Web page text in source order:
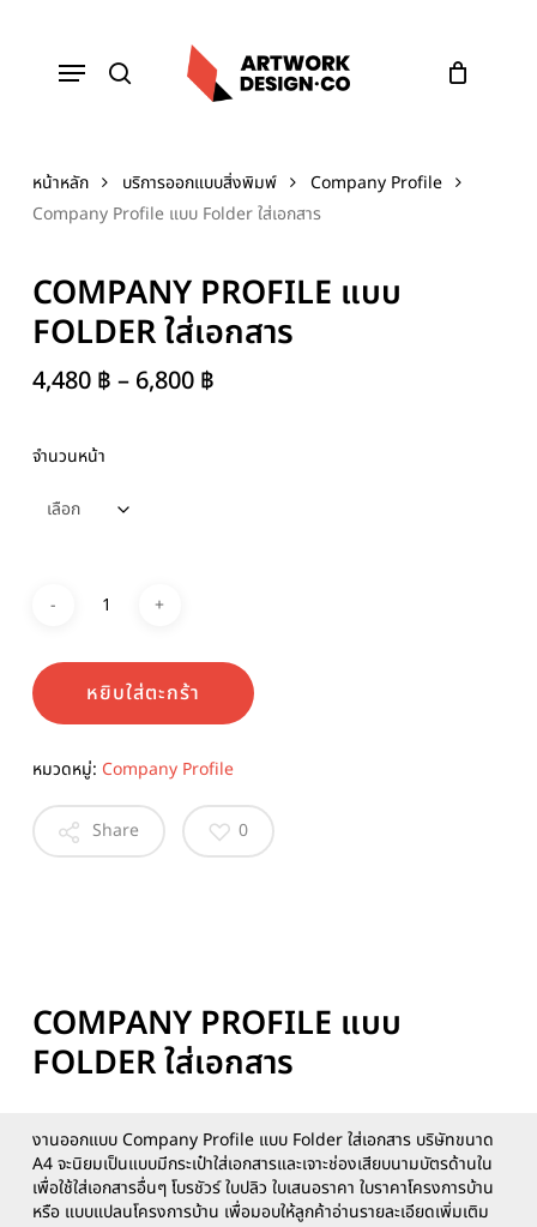
content
search
Menu
หน้าหลัก บริการออกแบบสิ่งพิมพ์
Company Profile
Company Profile แบบ Folder ใส่เอกสาร
COMPANY PROFILE แบบ
FOLDER ใส่เอกสาร
4,480 ฿ – 6,800 ฿PRICE
จำนวนหน้า
หยิบใส่ตะกร้า
หมวดหมู่: Company Profile
Share 0
COMPANY PROFILE แบบ
FOLDER ใส่เอกสาร
งานออกแบบ Company Profile แบบ Folder ใส่เอกสาร บริษัทขนาด
A4 จะนิยมเป็นแบบมีกระเป๋าใส่เอกสารและเจาะช่องเสียบนามบัตรด้านใน
เพื่อใช้ใส่เอกสารอื่นๆ โบรชัวร์ ใบปลิว ใบเสนอราคา ใบราคาโครงการบ้าน
หรือ แบบแปลนโครงการบ้าน เพื่อมอบให้ลูกค้าอ่านรายละเอียดเพิ่มเติม